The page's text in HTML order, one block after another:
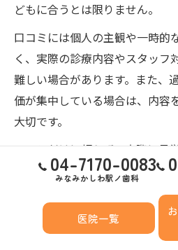
どもに合うとは限りません。
口コミには個人の主観や一時的
く、実際の診療内容やスタッフ
難しい場合があります。また、
価が集中している場合は、内容
大切です。
口コミだけに頼らず、実際に見
で確かめることが、後悔しない
ます。医院の雰囲気や医師の対
安心して子どもを任せる判断材
04-7170-0083
みなみかしわ駅ノ歯科
医院一覧